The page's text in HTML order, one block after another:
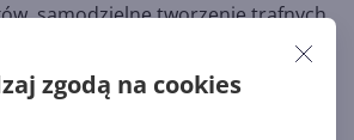
zgodą na cookies
samodzielne tworzenie trafnych
wyszkolenie autorskiego modelu
analizującego miliony